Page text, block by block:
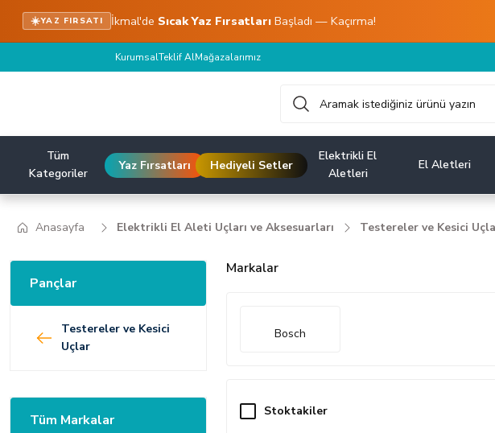
☀️YAZ FIRSATI İkmal'de Sıcak Yaz Fırsatları Başladı — Kaçırma!
KurumsalTeklif AlMağazalarımız
Tüm
Kategoriler
Yaz Fırsatları Hediyeli Setler
Elektrikli El
Aletleri
El Aletleri
Anasayfa Elektrikli El Aleti Uçları ve Aksesuarları Testereler ve Kesici
Pançlar
Testereler ve Kesici
Uçlar
Tüm Markalar
Markalar
Bosch
Stoktakiler